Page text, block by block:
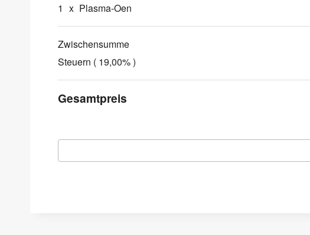
1 x Plasma-Oen
Zwischensumme
Steuern ( 19,00% )
Gesamtpreis